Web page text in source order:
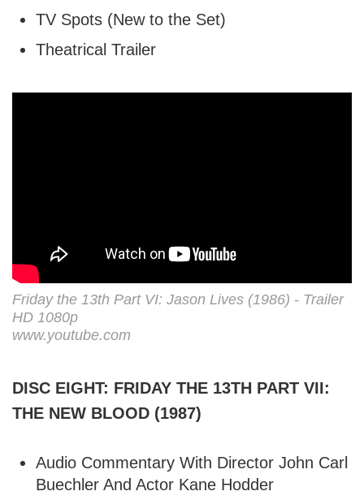
TV Spots (New to the Set)
Theatrical Trailer
Friday the 13th Part VI: Jason Lives (1986) - Trailer
HD 1080p
www.youtube.com
DISC EIGHT: FRIDAY THE 13TH PART VII:
THE NEW BLOOD (1987)
Audio Commentary With Director John Carl
Buechler And Actor Kane Hodder